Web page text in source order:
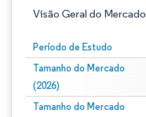
Visão Geral do Mercado
Período de Estudo
Tamanho do Mercado
(2026)
Tamanho do Mercado